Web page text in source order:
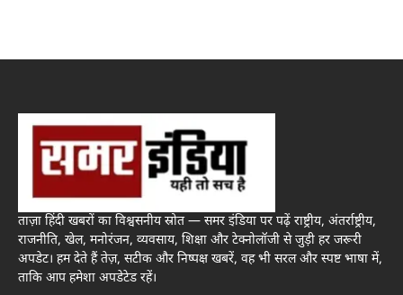
ताज़ा हिंदी खबरों का विश्वसनीय स्रोत — समर इंडिया पर पढ़ें राष्ट्रीय, अंतर्राष्ट्रीय,
राजनीति, खेल, मनोरंजन, व्यवसाय, शिक्षा और टेक्नोलॉजी से जुड़ी हर जरूरी
अपडेट। हम देते हैं तेज़, सटीक और निष्पक्ष खबरें, वह भी सरल और स्पष्ट भाषा में,
ताकि आप हमेशा अपडेटेड रहें।